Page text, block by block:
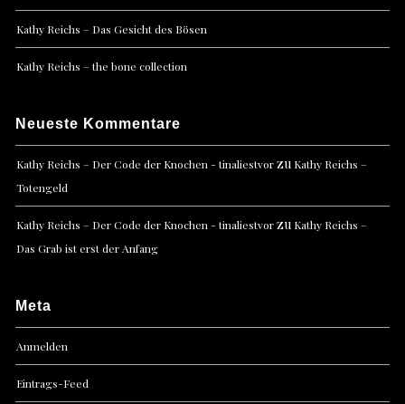
Kathy Reichs – Das Gesicht des Bösen
Kathy Reichs – the bone collection
Neueste Kommentare
Kathy Reichs – Der Code der Knochen - tinaliestvorzu Kathy Reichs –
Totengeld
Kathy Reichs – Der Code der Knochen - tinaliestvorzu Kathy Reichs –
Das Grab ist erst der Anfang
Meta
Anmelden
Eintrags-Feed